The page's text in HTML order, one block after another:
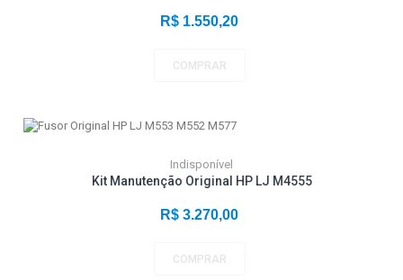
R$ 1.550,20
COMPRAR
Indisponível
Kit Manutenção Original HP LJ M4555
R$ 3.270,00
COMPRAR